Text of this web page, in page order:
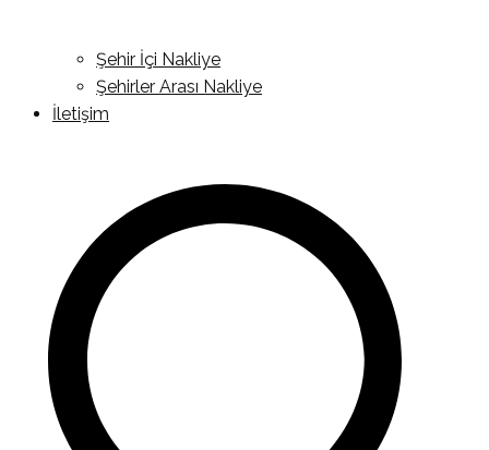
Şehir İçi Nakliye
Şehirler Arası Nakliye
İletişim